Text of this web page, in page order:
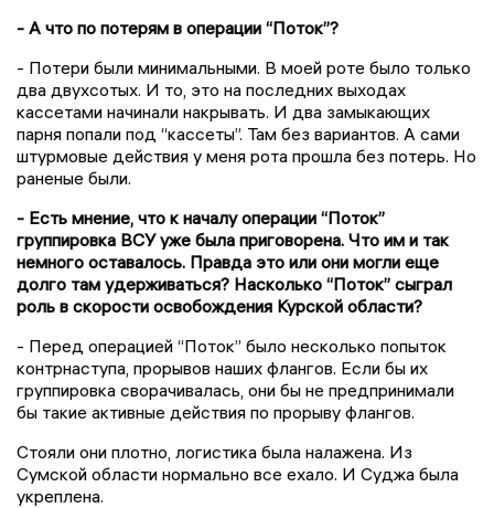
- А что по потерям в операции “Поток”?
- Потери были минимальными. В моей роте было только
два двухсотых. И то, это на последних выходах
кассетами начинали накрывать. И два замыкающих
парня попали под “кассеты”. Там без вариантов. А сами
штурмовые действия у меня рота прошла без потерь. Но
раненые были.
- Есть мнение, что к началу операции “Поток”
группировка ВСУ уже была приговорена. Что им и так
немного оставалось. Правда это или они могли еще
долго там удерживаться? Насколько “Поток” сыграл
роль в скорости освобождения Курской области?
- Перед операцией “Поток” было несколько попыток
контрнаступа, прорывов наших флангов. Если бы их
группировка сворачивалась, они бы не предпринимали
бы такие активные действия по прорыву флангов.
Стояли они плотно, логистика была налажена. Из
Сумской области нормально все ехало. И Суджа была
укреплена.